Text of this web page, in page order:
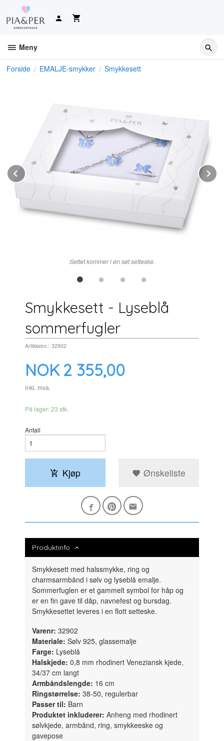
innholdet
Meny
Forside EMALJE-smykker Smykkesett
Settet kommer i en søt setteske.
Prev
Smykkesett - Lyseblå
sommerfugler
Artikkelnr.: 32902
Pris
NOK 2 355,00
inkl. mva.
På lager: 23 stk.
Antall
Kjøp Ønskeliste
Produktinfo
Smykkesett med halssmykke, ring og
charmsarmbånd i sølv og lyseblå emalje.
Sommerfuglen er et gammelt symbol for håp og
er en fin gave til dåp, navnefest og bursdag.
Smykkesettet leveres i en flott setteske.
Varenr: 32902
Materiale: Sølv 925, glassemalje
Farge: Lyseblå
Halskjede: 0,8 mm rhodinert Veneziansk kjede,
34/37 cm langt
Armbåndslengde: 16 cm
Ringstørrelse: 38-50, regulerbar
Passer til: Barn
Produktet inkluderer: Anheng med rhodinert
sølvkjede, armbånd, ring, smykkeeske og
gavepose